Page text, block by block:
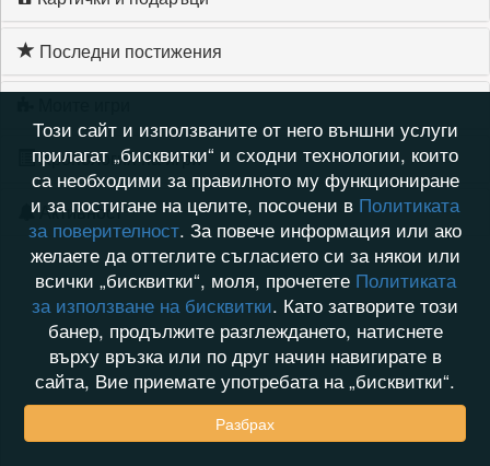
Последни постижения
Хронология на игри
Активност
Този сайт и използваните от него външни услуги
прилагат „бисквитки“ и сходни технологии, които
са необходими за правилното му функциониране
и за постигане на целите, посочени в Политиката
за поверителност. За повече информация или ако
желаете да оттеглите съгласието си за някои или
всички „бисквитки“, моля, прочетете Политиката
за използване на бисквитки. Като затворите този
банер, продължите разглеждането, натиснете
върху връзка или по друг начин навигирате в
сайта, Вие приемате употребата на „бисквитки“.
Разбрах